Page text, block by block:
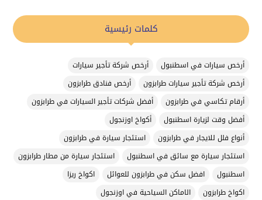
كلمات رئيسية
أرخص سيارات في اسطنبول
أرخص شركة تأجير سيارات
أرخص شركة تأجير سيارات طرابزون
أرخص فنادق طرابزون
أرقام تكاسي في طرابزون
أفضل شركات تأجير السيارات في طرابزون
أفضل وقت لزيارة اسطنبول
أكواخ اوزنجول
أنواع فلل للايجار في طرابزون
استئجار سيارة في طرابزون
استئجار سيارة مع سائق في اسطنبول
استئجار سيارة من مطار طرابزون
اسطنبول
افضل سكن في طرابزون للعوائل
اكواخ ريزا
اكواخ طرابزون
الاماكن السياحية في اوزنجول